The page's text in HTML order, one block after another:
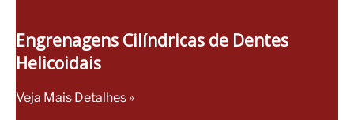
Engrenagens Cilíndricas de Dentes
Helicoidais
Veja Mais Detalhes »